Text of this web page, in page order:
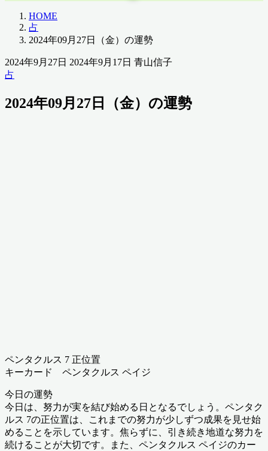
HOME
占
2024年09月27日（金）の運勢
2024年9月27日 2024年9月17日 青山信子
占
2024年09月27日（金）の運勢
ペンタクルス 7 正位置
キーカード ペンタクルス ペイジ
今日の運勢
今日は、努力が実を結び始める日となるでしょう。ペンタク
ルス 7の正位置は、これまでの努力が少しずつ成果を見せ始
めることを示しています。焦らずに、引き続き地道な努力を
続けることが大切です。また、ペンタクルス ペイジのカー